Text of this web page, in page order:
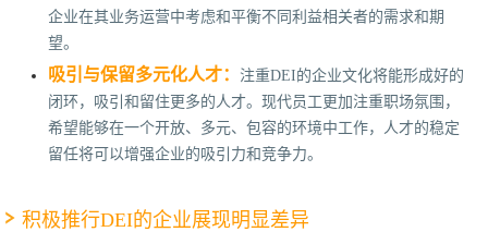
企业在其业务运营中考虑和平衡不同利益相关者的需求和期
望。
吸引与保留多元化人才：
注重DEI的企业文化将能形成好的
闭环，吸引和留住更多的人才。现代员工更加注重职场氛围，
希望能够在一个开放、多元、包容的环境中工作，人才的稳定
留任将可以增强企业的吸引力和竞争力。
积极推行DEI的企业展现明显差异